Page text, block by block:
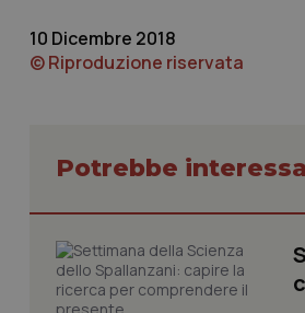
10 Dicembre 2018
© Riproduzione riservata
Potrebbe